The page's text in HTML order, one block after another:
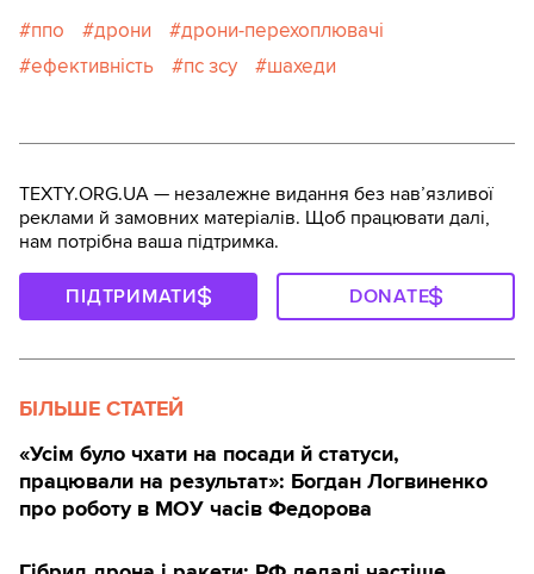
ппо дрони
дрони-перехоплювачі
ефективність
пс зсу шахеди
TEXTY.ORG.UA — незалежне видання без навʼязливої
реклами й замовних матеріалів. Щоб працювати далі,
нам потрібна ваша підтримка.
ПІДТРИМАТИ DONATE
БІЛЬШЕ СТАТЕЙ
«Усім було чхати на посади й статуси,
працювали на результат»: Богдан Логвиненко
про роботу в МОУ часів Федорова